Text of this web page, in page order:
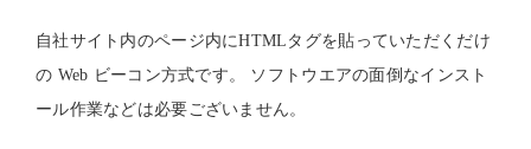
自社サイト内のページ内にHTMLタグを貼っていただくだけ
の Web ビーコン方式です。 ソフトウエアの面倒なインスト
ール作業などは必要ございません。